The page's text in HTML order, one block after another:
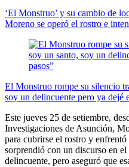
‘El Monstruo’ y su cambio de
Moreno se operó el rostro e
El Monstruo rompe su silencio
soy un delincuente pero ya dejé
Este jueves 25 de setiembre,
Investigaciones de Asunción,
para cubrirse el rostro y
sorprendió con un discurso en
delincuente, pero aseguró que